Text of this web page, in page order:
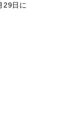
29日に